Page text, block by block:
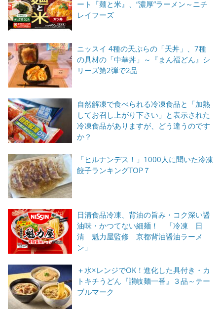
ート『麺と米』、“濃厚”ラーメン～ニチ
レイフーズ
ニッスイ 4種の天ぷらの「天丼」、7種
の具材の「中華丼」～『まん福どん』シ
リーズ第2弾で2品
自然解凍で食べられる冷凍食品と「加熱
してお召し上がり下さい」と表示された
冷凍食品がありますが、どう違うのです
か？
「ヒルナンデス！」1000人に聞いた冷凍
餃子ランキングTOP７
日清食品冷凍、背油の旨み・コク深い醤
油味・かつてない細麺！ 「冷凍 日
清 魁力屋監修 京都背油醤油ラーメ
ン」
＋水×レンジでOK！進化した具付き・カ
トキチうどん『讃岐麺一番』３品～テー
ブルマーク